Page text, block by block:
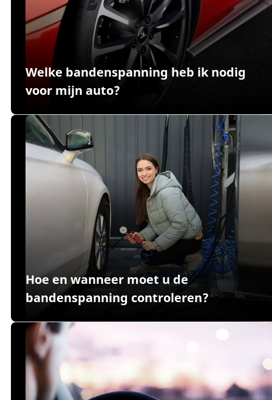
Welke bandenspanning heb ik nodig
voor mijn auto?
Hoe en wanneer moet u de
bandenspanning controleren?